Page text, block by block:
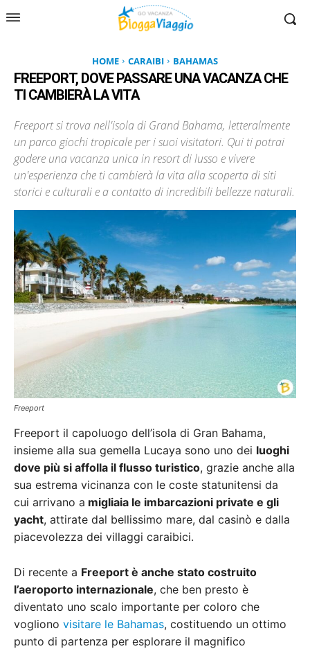
HOME CARAIBI BAHAMAS
FREEPORT, DOVE PASSARE UNA VACANZA CHE
TI CAMBIERÀ LA VITA
Freeport si trova nell'isola di Grand Bahama, letteralmente
un parco giochi tropicale per i suoi visitatori. Qui ti potrai
godere una vacanza unica in resort di lusso e vivere
un'esperienza che ti cambierà la vita alla scoperta di siti
storici e culturali e a contatto di incredibili bellezze naturali.
Freeport
Freeport il capoluogo dell’isola di Gran Bahama,
insieme alla sua gemella Lucaya sono uno dei luoghi
dove più si affolla il flusso turistico, grazie anche alla
sua estrema vicinanza con le coste statunitensi da
cui arrivano a migliaia le imbarcazioni private e gli
yacht, attirate dal bellissimo mare, dal casinò e dalla
piacevolezza dei villaggi caraibici.
Di recente a Freeport è anche stato costruito
l’aeroporto internazionale, che ben presto è
diventato uno scalo importante per coloro che
vogliono visitare le Bahamas, costituendo un ottimo
punto di partenza per esplorare il magnifico